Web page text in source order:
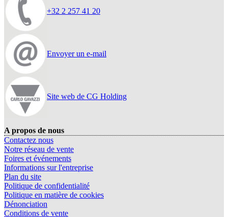
+32 2 257 41 20
Envoyer un e-mail
Site web de CG Holding
A propos de nous
Contactez nous
Notre réseau de vente
Foires et événements
Informations sur l'entreprise
Plan du site
Politique de confidentialité
Politique en matière de cookies
Dénonciation
Conditions de vente